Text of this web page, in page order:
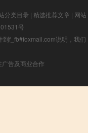
分类目录 | 精选推荐文章 | 网站
号
到f_fb#foxmail.com说明，我们
告及商业合作